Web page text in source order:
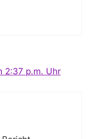
2:37 p.m. Uhr